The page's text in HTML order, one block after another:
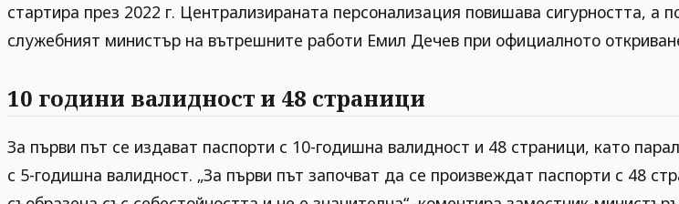
стартира през 2022 г. Централизираната персонализация повишава сигурността, а
служебният министър на вътрешните работи Емил Дечев при официалното
10 години валидност и 48 страници
За първи път се издават паспорти с 10-годишна валидност и 48 страници, като
с 5-годишна валидност. „За първи път започват да се произвеждат паспорти с 48